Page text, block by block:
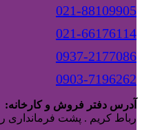
021-88109905
021-66176114
0937-2177086
0903-7196262
آدرس دفتر فروش و کارخانه:
رباط کریم . پشت فرمانداری